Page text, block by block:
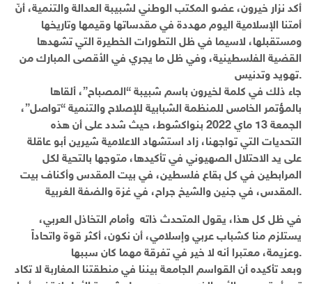
أكد نزار خيرون، عضو المكتب الوطني لشبيبة العدالة والتنمية، أنّ
أمتنا الإسلامية اليوم مهددة في مقدساتها وقيمها وتاريخها
ومستقبلها، لاسيما في ظل التطورات الخطيرة التي تشهدها
القضية الفلسطينية، وفي ظل ما يجري في الأقصى المبارك من
تهويد وتدنيس.
جاء ذلك في كلمة لخيرون باسم شبيبة “المصباح”، ألقاها
بالمؤتمر الخامس للمنظمة الشبابية للإصلاح والتنمية “تواصل”،
الجمعة 13 ماي 2022 بنواكشوط، حيث شدد على أن هذه
التحديات التي تواجهنا، زاد استشهاد الاعلامية شيرين أبو عاقلة
على يد الاحتلال الصهيوني في تأكيدها، متوجها بالتحية لكل
المرابطين في كل بقاع فلسطين، في بيت المقدس وأكناف بيت
المقدس، في جنين والشيخ جراح، في غزة والضفة الغربية.
في ظل كل هذا، يقول المتحدث ذاته وأمام التخاذل العربي،
يستلزم منا كشباب عربي وإسلامي، أن نكون، أكثر قوة واتحاداً
وعزيمة، معتبرا أنه لا خير في تفرقة مهما كان سببها.
وبعد تأكيده أن القواسم الجامعة بيننا في منطقتنا المغاربة لا تكاد